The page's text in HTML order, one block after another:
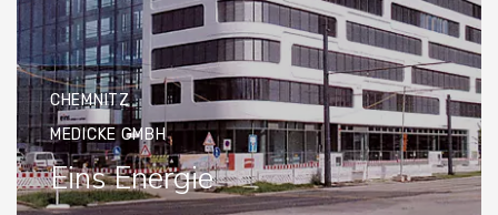
CHEMNITZ
MEDICKE GMBH
Eins Energie